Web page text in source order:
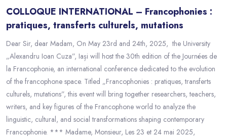
COLLOQUE INTERNATIONAL – Francophonies :
pratiques, transferts culturels, mutations
Dear Sir, dear Madam, On May 23rd and 24th, 2025, the University
„Alexandru Ioan Cuza”, Iași will host the 30th edition of the Journées de
la Francophonie, an international conference dedicated to the evolution
of the francophone space. Titled „Francophonies : pratiques, transferts
culturels, mutations”, this event will bring together researchers, teachers,
writers, and key figures of the Francophone world to analyze the
linguistic, cultural, and social transformations shaping contemporary
Francophonie. *** Madame, Monsieur, Les 23 et 24 mai 2025,